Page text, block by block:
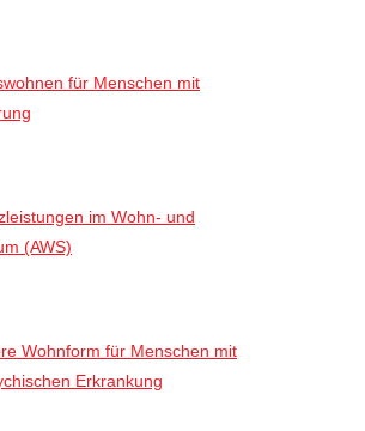
für Menschen mit
im Wohn- und
(AWS)
Wohnform für Menschen mit
Erkrankung